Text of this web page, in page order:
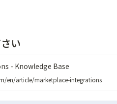
い
- Knowledge Base
en/article/marketplace-integrations